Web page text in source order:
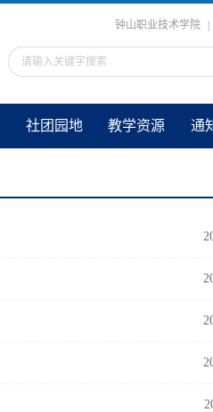
钟山职业技术学院
社团园地 教学资源 通